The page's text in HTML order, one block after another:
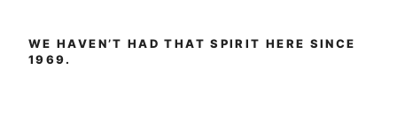
WE HAVEN’T HAD THAT SPIRIT HERE SINCE
1969.